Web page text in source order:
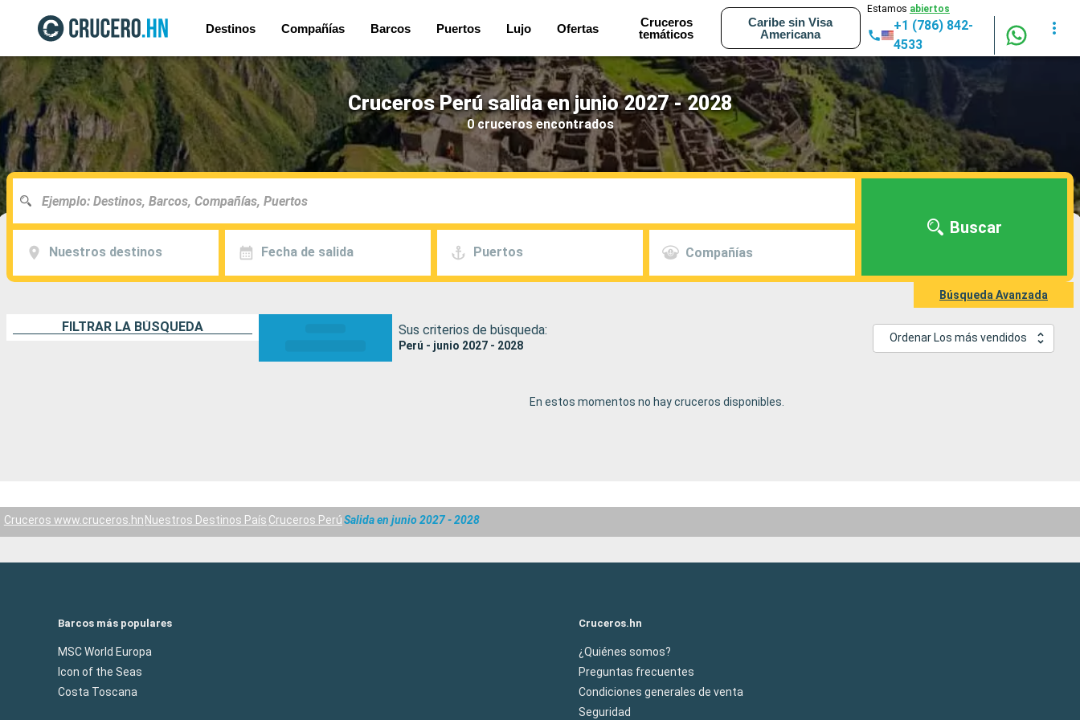
Destinos Compañías Barcos Puertos Lujo Ofertas
Cruceros
temáticos
Caribe sin Visa
Americana
Estamos abiertos
+1 (786) 842-
4533
Cruceros Perú salida en junio 2027 - 2028
0 cruceros encontrados
Nuestros destinos Fecha de salida Puertos Compañías
Buscar
Búsqueda Avanzada
FILTRAR LA BÚSQUEDA Sus criterios de búsqueda:
Perú - junio 2027 - 2028
Ordenar Los más vendidos
En estos momentos no hay cruceros disponibles.
Cruceros www.cruceros.hn Nuestros Destinos País Cruceros PerúSalida en junio 2027 - 2028
Barcos más populares
MSC World Europa
Icon of the Seas
Costa Toscana
Cruceros.hn
¿Quiénes somos?
Preguntas frecuentes
Condiciones generales de venta
Seguridad